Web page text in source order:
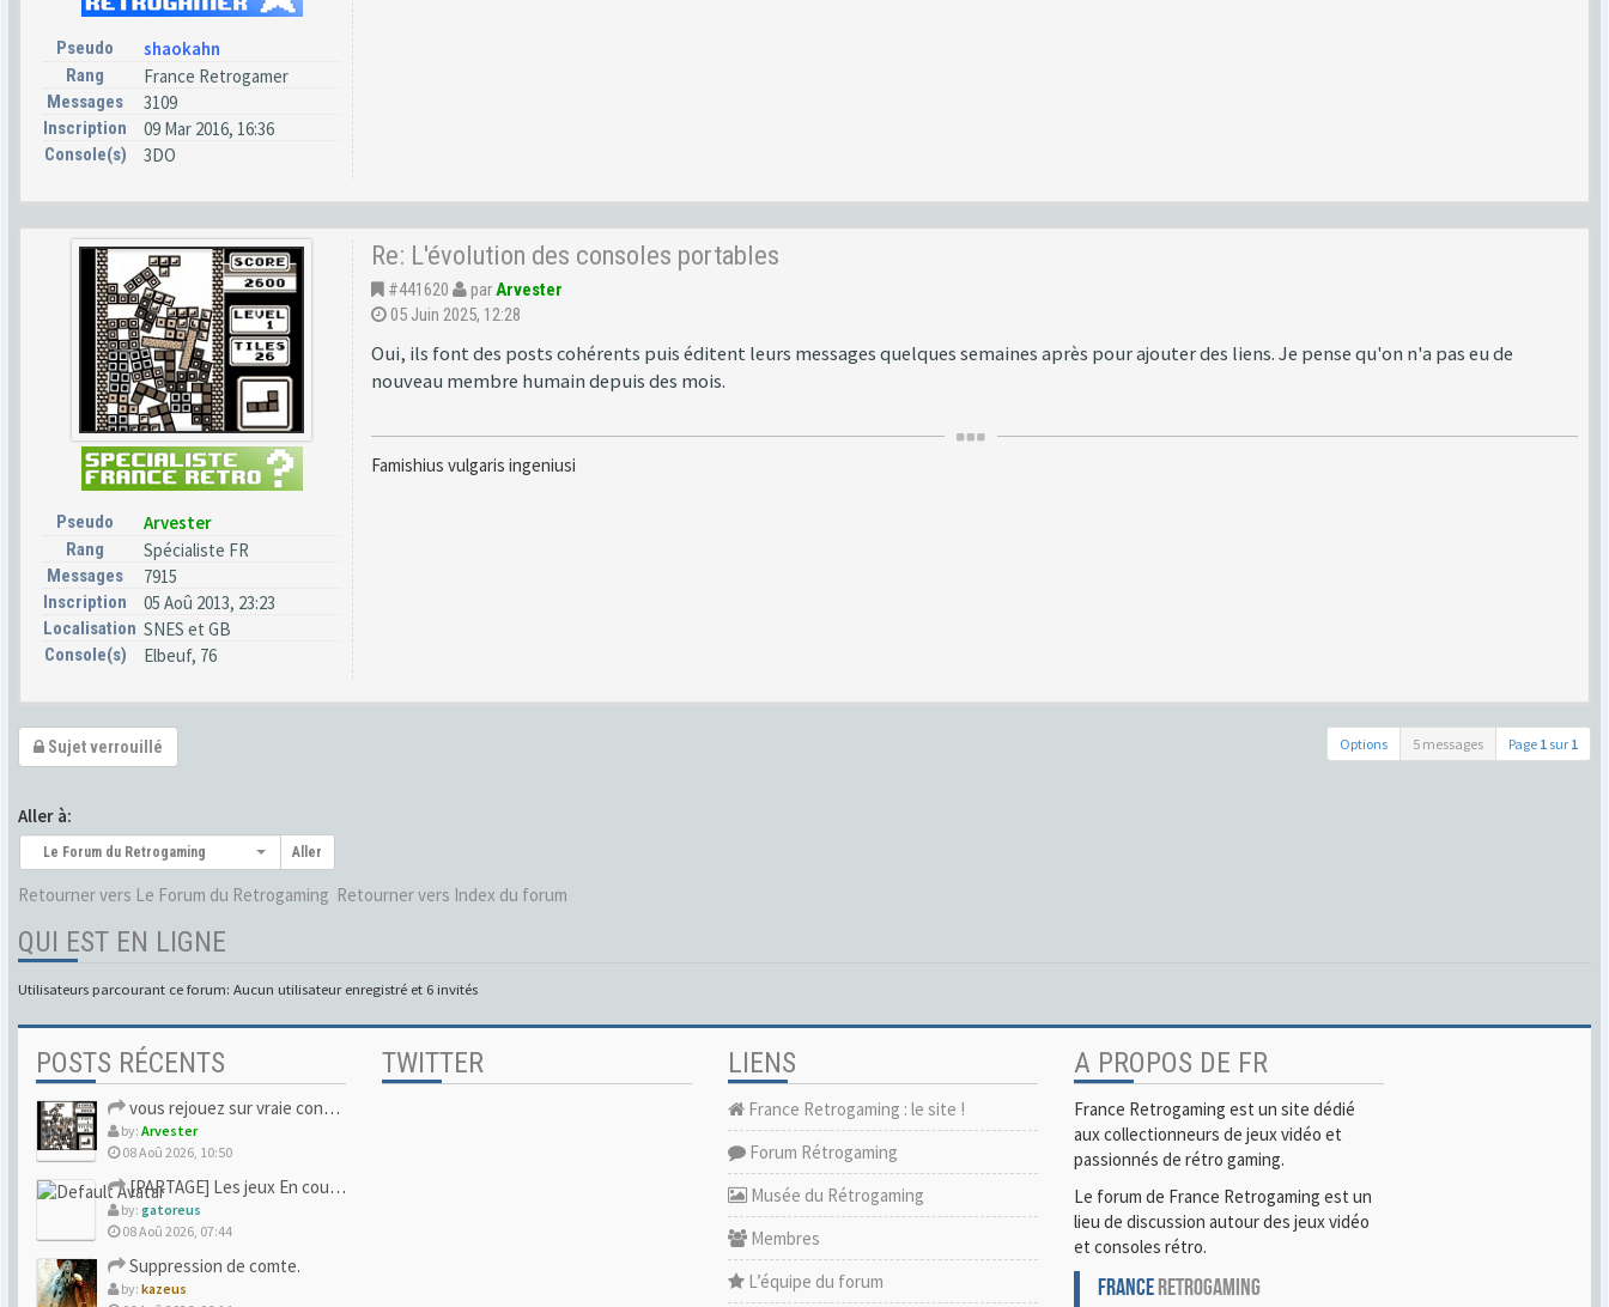
Pseudo shaokahn
Rang France Retrogamer
Messages 3109
Inscription 09 Mar 2016, 16:36
Console(s) 3DO
Pseudo Arvester
Rang Spécialiste FR
Messages 7915
Inscription 05 Aoû 2013, 23:23
Localisation SNES et GB
Console(s) Elbeuf, 76
Re: L'évolution des consoles portables
#441620 parArvester
05 Juin 2025, 12:28
Oui, ils font des posts cohérents puis éditent leurs messages quelques semaines après pour ajouter des liens. Je pense qu'on n'a pas eu de
nouveau membre humain depuis des mois.
Famishius vulgaris ingeniusi
Sujet verrouillé Options 5 messages Page 1 sur 1
Aller à:
Le Forum du Retrogaming Aller
Retourner vers Le Forum du Retrogaming Retourner vers Index du forum
QUI EST EN LIGNE
Utilisateurs parcourant ce forum: Aucun utilisateur enregistré et 6 invités
POSTS RÉCENTS
vous rejouez sur vraie console ou vous avez lâché pour l'ému
by: Arvester
08 Aoû 2026, 10:50
[PARTAGE] Les jeux En cours/Terminés
by: gatoreus
08 Aoû 2026, 07:44
Suppression de comte.
by: kazeus
TWITTER LIENS
France Retrogaming : le site !
Forum Rétrogaming
Musée du Rétrogaming
Membres
L’équipe du forum
A PROPOS DE FR
France Retrogaming est un site dédié
aux collectionneurs de jeux vidéo et
passionnés de rétro gaming.
Le forum de France Retrogaming est un
lieu de discussion autour des jeux vidéo
et consoles rétro.
FRANCERETROGAMING